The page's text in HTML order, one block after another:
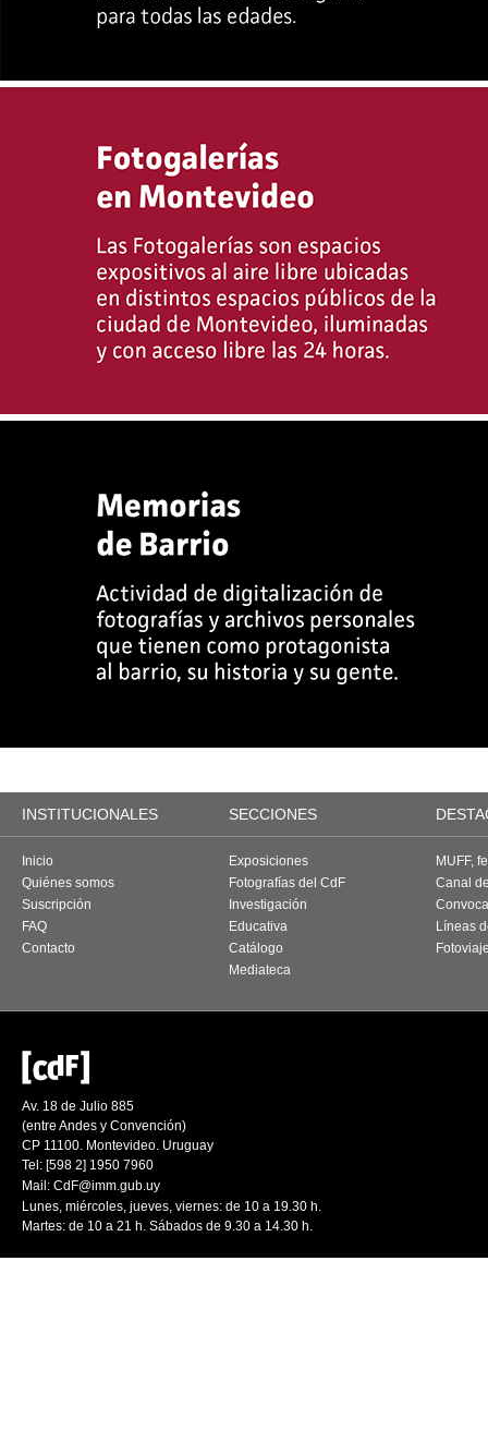
INSTITUCIONALES SECCIONES
Inicio
Quiénes somos
Suscripción
FAQ
Contacto
Exposiciones
Fotografías del CdF
Investigación
Educativa
Catálogo
Mediateca
MUFF,
Canal
Líneas
Av. 18 de Julio 885
(entre Andes y Convención)
CP 11100. Montevideo. Uruguay
Tel: [598 2] 1950 7960
Mail: CdF@imm.gub.uy
Lunes, miércoles, jueves, viernes: de 10 a 19.30 h.
Martes: de 10 a 21 h. Sábados de 9.30 a 14.30 h.